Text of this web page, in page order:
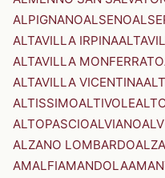
ALPIGNANOALSENO
ALTAVILLA IRPINA
ALTAVILLA MONFERRATO
ALTAVILLA VICENTINA
ALTISSIMOALTIVOLE
ALTOPASCIOALVIANO
ALZANO LOMBARDO
AMALFIAMANDOLA